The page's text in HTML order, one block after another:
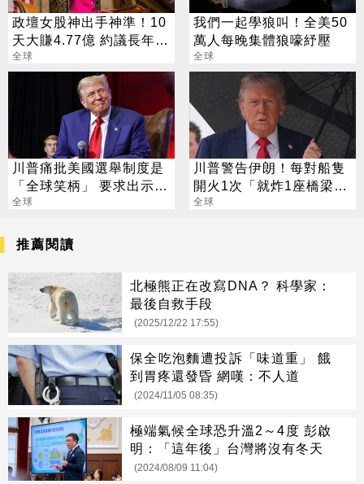
政壇女股神出手神準！10
天大賺4.77億 約議長年薪
75倍
全球
我們一起學狼叫！全美50
萬人每晚集體狼嚎紓壓
全球
川普痛批美國選舉制度是
「全球笑柄」 要求出示身
分證
全球
川普警告伊朗！每對船隻
開火1次「就炸1座橋梁或
發電廠」
全球
推薦閱讀
北極熊正在改寫DNA？ 科學家：
最後自救手段
(2025/12/22 17:55)
保全吃泡麵遭投訴「味道重」 餓
到胃疼還發昏 網嘆：不人道
(2024/11/05 08:35)
極端氣候全球恐升溫2～4度 彭啟
明：「這年後」台灣將沒有冬天
(2024/08/09 11:04)